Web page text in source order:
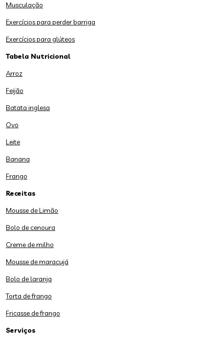
Musculação
Exercícios para perder barriga
Exercícios para glúteos
Tabela Nutricional
Arroz
Feijão
Batata inglesa
Ovo
Leite
Banana
Frango
Receitas
Mousse de Limão
Bolo de cenoura
Creme de milho
Mousse de maracujá
Bolo de laranja
Torta de frango
Fricasse de frango
Serviços